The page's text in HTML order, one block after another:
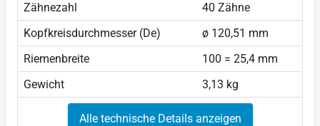
Zähnezahl
40 Zähne
Kopfkreisdurchmesser (De)
ø 120,51 mm
Riemenbreite
100 = 25,4 mm
Gewicht
3,13 kg
Alle technische Details anzeigen